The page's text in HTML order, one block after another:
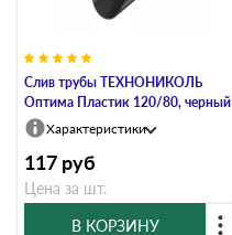
Слив трубы ТЕХНОНИКОЛЬ
Оптима Пластик 120/80, черный
Характеристики
117 руб
Цена за шт.
В КОРЗИНУ